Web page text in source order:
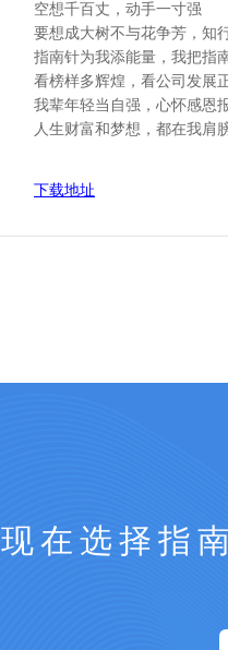
空想千百丈，动手一寸强
要想成大树不与花争芳，知
指南针为我添能量，我把指
看榜样多辉煌，看公司发展
我辈年轻当自强，心怀感恩
人生财富和梦想，都在我肩
下载地址
现在选择指